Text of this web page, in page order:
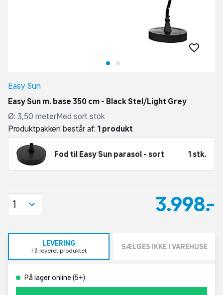
Easy Sun
Easy Sun m. base 350 cm - Black Stel/Light Grey
Ø: 3,50 meterMed sort stok
Produktpakken består af: 1 produkt
Fod til Easy Sun parasol - sort 1 stk.
3.998,-
1
LEVERING
Få leveret produktet SÆLGES IKKE I VAREHUSE
På lager online (5+)